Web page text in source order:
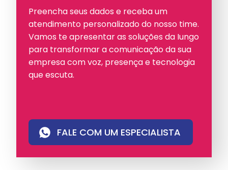
Preencha seus dados e receba um
atendimento personalizado do nosso time.
Vamos te apresentar as soluções da Iungo
para transformar a comunicação da sua
empresa com voz, presença e tecnologia
que escuta.
FALE COM UM ESPECIALISTA